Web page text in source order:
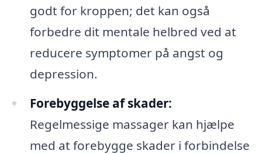
godt for kroppen; det kan også
forbedre dit mentale helbred ved at
reducere symptomer på angst og
depression.
Forebyggelse af skader:
Regelmessige massager kan hjælpe
med at forebygge skader i forbindelse